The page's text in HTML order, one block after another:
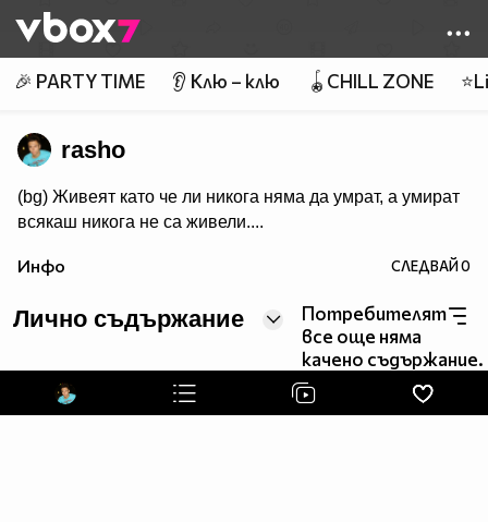
👾
🎉 PARTY TIME 👂 Клю – клю 🪀CHILL ZONE
rasho
(bg) Живеят като че ли никога няма да умрат, а умират
всякаш никога не са живели....
Инфо СЛЕДВАЙ0
Лично съдържание
Потребителят
все още няма
качено съдържание.